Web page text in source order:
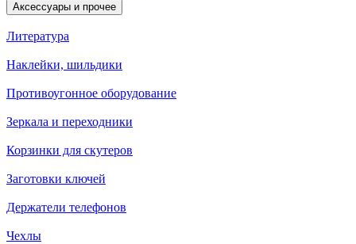
Аксессуары и прочее
Литература
Наклейки, шильдики
Противоугонное оборудование
Зеркала и переходники
Корзинки для скутеров
Заготовки ключей
Держатели телефонов
Чехлы